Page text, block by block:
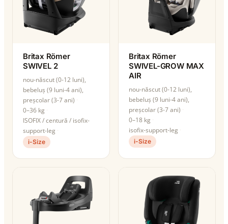
Britax Römer
SWIVEL 2
nou-născut (0-12 luni),
bebeluș (9 luni-4 ani),
preșcolar (3-7 ani)
0–36 kg
ISOFIX / centură / isofix-
support-leg
i-Size
Britax Römer
SWIVEL-GROW MAX
AIR
nou-născut (0-12 luni),
bebeluș (9 luni-4 ani),
preșcolar (3-7 ani)
0–18 kg
isofix-support-leg
i-Size